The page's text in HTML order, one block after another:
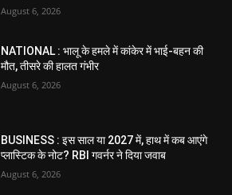
August 6, 2026
NATIONAL : भालू के हमले में कांकेर में भाई-बहन की
मौत, तीसरे की हालत गंभीर
August 6, 2026
BUSINESS : इस साल या 2027 में, हाथ में कब आएंगे
प्लास्टिक के नोट? RBI गवर्नर ने दिया जवाब
August 6, 2026